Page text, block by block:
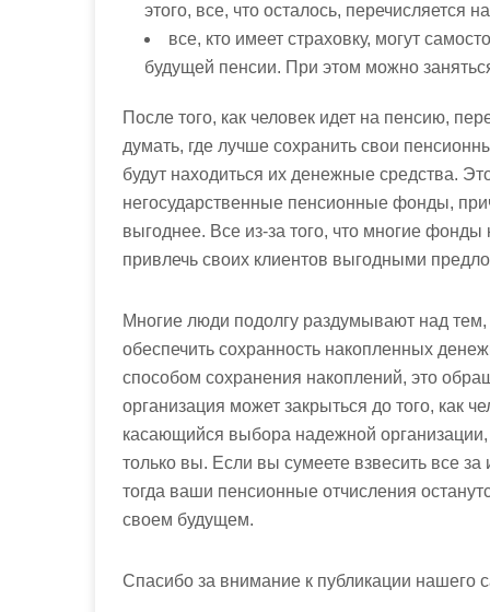
этого, все, что осталось, перечисляется
все, кто имеет страховку, могут
будущей пенсии. При этом можно
После того, как человек идет на пенсию,
думать, где лучше сохранить свои
будут находиться их денежные средства.
негосударственные пенсионные фонды,
выгоднее. Все из-за того, что многие
привлечь своих клиентов выгодными
Многие люди подолгу раздумывают над
обеспечить сохранность накопленных
способом сохранения накоплений, это
организация может закрыться до того, как
касающийся выбора надежной
только вы. Если вы сумеете взвесить все
тогда ваши пенсионные отчисления
своем будущем.
Спасибо за внимание к публикации нашего